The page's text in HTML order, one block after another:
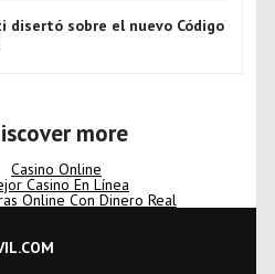
disertó sobre el nuevo Código
more
Casino Online
Casino En Línea
Online Con Dinero Real